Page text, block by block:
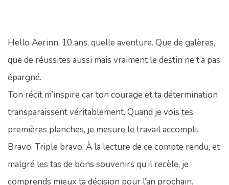
Hello Aerinn. 10 ans, quelle aventure. Que de galères,
que de réussites aussi mais vraiment le destin ne t’a pas
épargné.
Ton récit m’inspire car ton courage et ta détermination
transparaissent véritablement. Quand je vois tes
premières planches, je mesure le travail accompli.
Bravo. Triple bravo. À la lecture de ce compte rendu, et
malgré les tas de bons souvenirs qu’il recèle, je
comprends mieux ta décision pour l’an prochain.